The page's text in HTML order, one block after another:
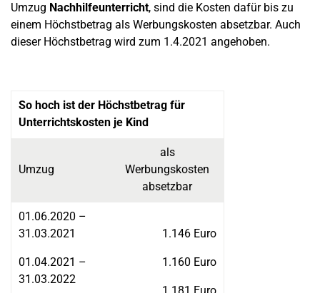
Umzug Nachhilfeunterricht, sind die Kosten dafür bis zu
einem Höchstbetrag als Werbungskosten absetzbar. Auch
dieser Höchstbetrag wird zum 1.4.2021 angehoben.
So hoch ist der Höchstbetrag für
Unterrichtskosten je Kind
Umzug
als
Werbungskosten
absetzbar
01.06.2020 –
31.03.2021
01.04.2021 –
31.03.2022
1.146 Euro
1.160 Euro